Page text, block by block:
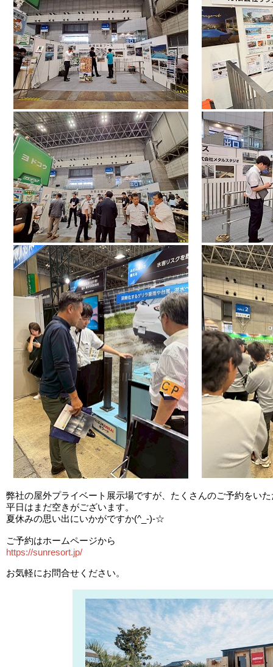
弊社の屋外プライベート展示場ですが、たくさんのご予約をい
平日はまだ空きがございます。
夏休みの思い出にいかがですか(^_-)-☆
ご予約はホームページから
https://sunresort.jp/
お気軽にお問合せください。